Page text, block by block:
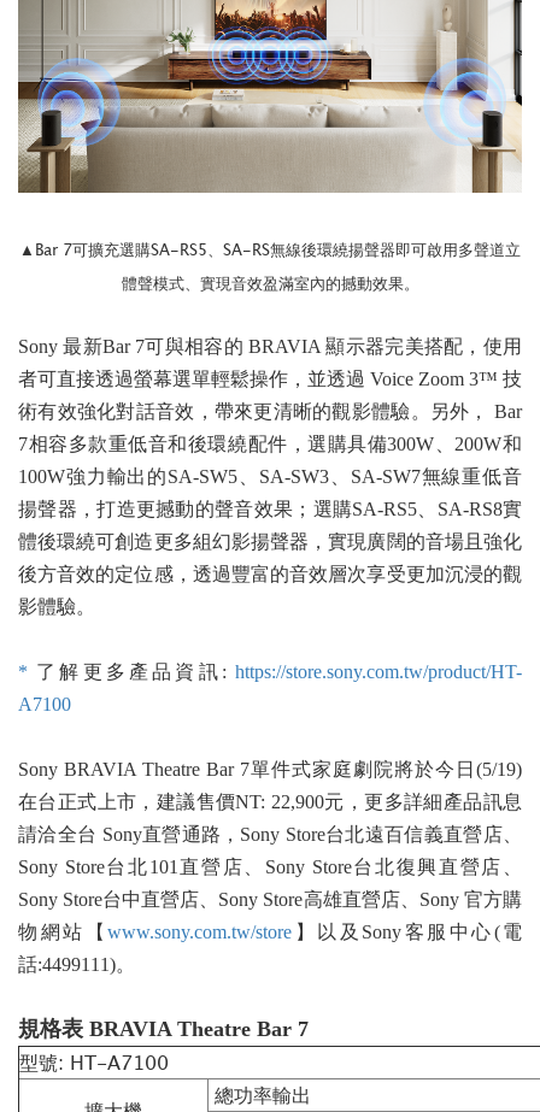
▲ Bar 7可擴充選購SA-RS5、SA-RS無線後環繞揚聲器即可啟用多聲道立
體聲模式、實現音效盈滿室內的撼動效果。
Sony 最新Bar 7可與相容的 BRAVIA 顯示器完美搭配，使用
者可直接透過螢幕選單輕鬆操作，並透過 Voice Zoom 3™ 技
術有效強化對話音效，帶來更清晰的觀影體驗。另外， Bar
7相容多款重低音和後環繞配件，選購具備300W、200W和
100W強力輸出的SA-SW5、SA-SW3、SA-SW7無線重低音
揚聲器，打造更撼動的聲音效果；選購SA-RS5、SA-RS8實
體後環繞可創造更多組幻影揚聲器，實現廣闊的音場且強化
後方音效的定位感，透過豐富的音效層次享受更加沉浸的觀
影體驗。
* 了解更多產品資訊:https://store.sony.com.tw/product/HT-
A7100
Sony BRAVIA Theatre Bar 7單件式家庭劇院將於今日(5/19)
在台正式上市，建議售價NT: 22,900元，更多詳細產品訊息
請洽全台 Sony直營通路，Sony Store台北遠百信義直營店、
Sony Store台北101直營店、Sony Store台北復興直營店、
Sony Store台中直營店、Sony Store高雄直營店、Sony 官方購
物網站【 www.sony.com.tw/store 】以及Sony客服中心(電
話:4499111)。
規格表 BRAVIA Theatre Bar 7
型號: HT-A7100
總功率輸出